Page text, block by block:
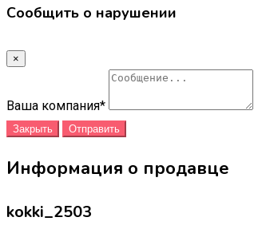
Сообщить о нарушении
×
Ваша компания*
Закрыть Отправить
Информация о продавце
kokki_2503